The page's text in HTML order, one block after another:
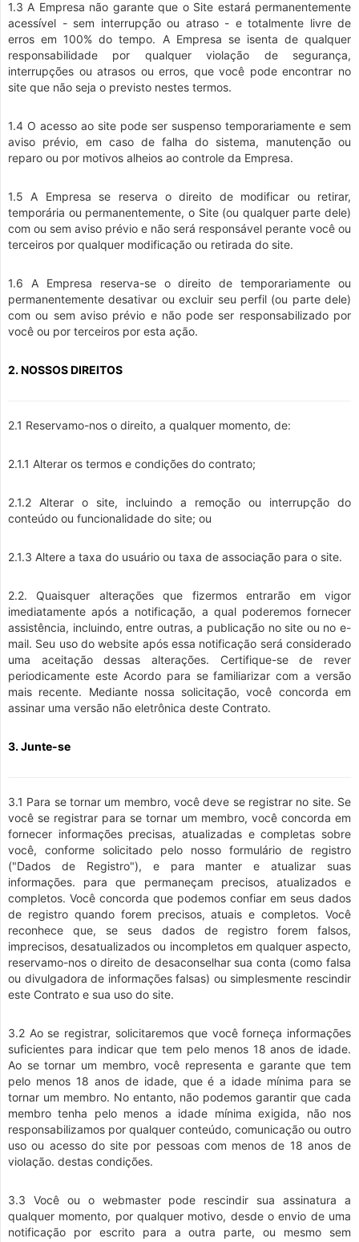
1.3 A Empresa não garante que o Site estará permanentemente
acessível - sem interrupção ou atraso - e totalmente livre de
erros em 100% do tempo. A Empresa se isenta de qualquer
responsabilidade por qualquer violação de segurança,
interrupções ou atrasos ou erros, que você pode encontrar no
site que não seja o previsto nestes termos.
1.4 O acesso ao site pode ser suspenso temporariamente e sem
aviso prévio, em caso de falha do sistema, manutenção ou
reparo ou por motivos alheios ao controle da Empresa.
1.5 A Empresa se reserva o direito de modificar ou retirar,
temporária ou permanentemente, o Site (ou qualquer parte dele)
com ou sem aviso prévio e não será responsável perante você ou
terceiros por qualquer modificação ou retirada do site.
1.6 A Empresa reserva-se o direito de temporariamente ou
permanentemente desativar ou excluir seu perfil (ou parte dele)
com ou sem aviso prévio e não pode ser responsabilizado por
você ou por terceiros por esta ação.
2. NOSSOS DIREITOS
2.1 Reservamo-nos o direito, a qualquer momento, de:
2.1.1 Alterar os termos e condições do contrato;
2.1.2 Alterar o site, incluindo a remoção ou interrupção do
conteúdo ou funcionalidade do site; ou
2.1.3 Altere a taxa do usuário ou taxa de associação para o site.
2.2. Quaisquer alterações que fizermos entrarão em vigor
imediatamente após a notificação, a qual poderemos fornecer
assistência, incluindo, entre outras, a publicação no site ou no e-
mail. Seu uso do website após essa notificação será considerado
uma aceitação dessas alterações. Certifique-se de rever
periodicamente este Acordo para se familiarizar com a versão
mais recente. Mediante nossa solicitação, você concorda em
assinar uma versão não eletrônica deste Contrato.
3. Junte-se
3.1 Para se tornar um membro, você deve se registrar no site. Se
você se registrar para se tornar um membro, você concorda em
fornecer informações precisas, atualizadas e completas sobre
você, conforme solicitado pelo nosso formulário de registro
("Dados de Registro"), e para manter e atualizar suas
informações. para que permaneçam precisos, atualizados e
completos. Você concorda que podemos confiar em seus dados
de registro quando forem precisos, atuais e completos. Você
reconhece que, se seus dados de registro forem falsos,
imprecisos, desatualizados ou incompletos em qualquer aspecto,
reservamo-nos o direito de desaconselhar sua conta (como falsa
ou divulgadora de informações falsas) ou simplesmente rescindir
este Contrato e sua uso do site.
3.2 Ao se registrar, solicitaremos que você forneça informações
suficientes para indicar que tem pelo menos 18 anos de idade.
Ao se tornar um membro, você representa e garante que tem
pelo menos 18 anos de idade, que é a idade mínima para se
tornar um membro. No entanto, não podemos garantir que cada
membro tenha pelo menos a idade mínima exigida, não nos
responsabilizamos por qualquer conteúdo, comunicação ou outro
uso ou acesso do site por pessoas com menos de 18 anos de
violação. destas condições.
3.3 Você ou o webmaster pode rescindir sua assinatura a
qualquer momento, por qualquer motivo, desde o envio de uma
notificação por escrito para a outra parte, ou mesmo sem